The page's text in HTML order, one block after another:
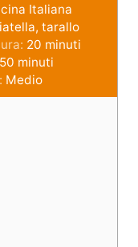
Italiana
tarallo
20 minuti
50 minuti
Medio